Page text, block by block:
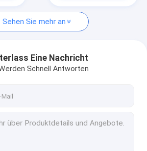
Sehen Sie mehr an
Eine Nachricht
Schnell Antworten